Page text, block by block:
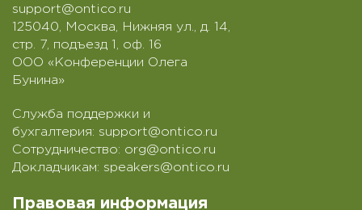
support@ontico.ru
125040, Москва, Нижняя ул., д. 14,
стр. 7, подъезд 1, оф. 16
ООО «Конференции Олега
Бунина»
Служба поддержки и
бухгалтерия: support@ontico.ru
Сотрудничество: org@ontico.ru
Докладчикам: speakers@ontico.ru
Правовая информация